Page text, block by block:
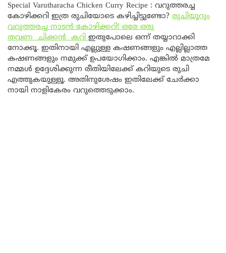
Special Varutharacha Chicken Curry Recipe : വറുത്തരച്ച
കോഴിക്കറി ഇത്ര രുചിയോടെ കഴിച്ചിട്ടുണ്ടോ? രുചിയൂറും
വറുത്തരച്ച നാടൻ കോഴിക്കറി! ഒരേ ഒരു
തവണ ചിക്കൻ കറി ഇതുപോലെ ഒന്ന് തയ്യാറാക്കി
നോക്കൂ. ഇതിനായി എല്ലുള്ള കഷണങ്ങളും എല്ലില്ലാത്ത
കഷണങ്ങളും നമുക്ക് ഉപയോഗിക്കാം. എങ്കിൽ മാത്രമേ
നമ്മൾ ഉദ്ദേശിക്കുന്ന രീതിയിലേക്ക് കറിയുടെ രുചി
എത്തുകയുള്ളൂ. അതിനുശേഷം ഇതിലേക്ക് ചേർക്കാ
നായി നാളികേരം വറുത്തെടുക്കാം.